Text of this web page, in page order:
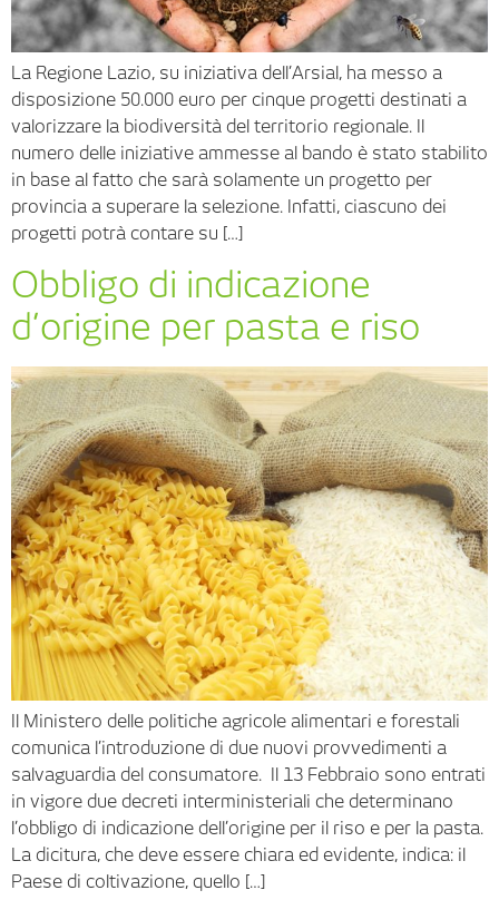
La Regione Lazio, su iniziativa dell’Arsial, ha messo a
disposizione 50.000 euro per cinque progetti destinati a
valorizzare la biodiversità del territorio regionale. Il
numero delle iniziative ammesse al bando è stato stabilito
in base al fatto che sarà solamente un progetto per
provincia a superare la selezione. Infatti, ciascuno dei
progetti potrà contare su […]
Obbligo di indicazione
d’origine per pasta e riso
Il Ministero delle politiche agricole alimentari e forestali
comunica l’introduzione di due nuovi provvedimenti a
salvaguardia del consumatore. Il 13 Febbraio sono entrati
in vigore due decreti interministeriali che determinano
l’obbligo di indicazione dell’origine per il riso e per la pasta.
La dicitura, che deve essere chiara ed evidente, indica: il
Paese di coltivazione, quello […]